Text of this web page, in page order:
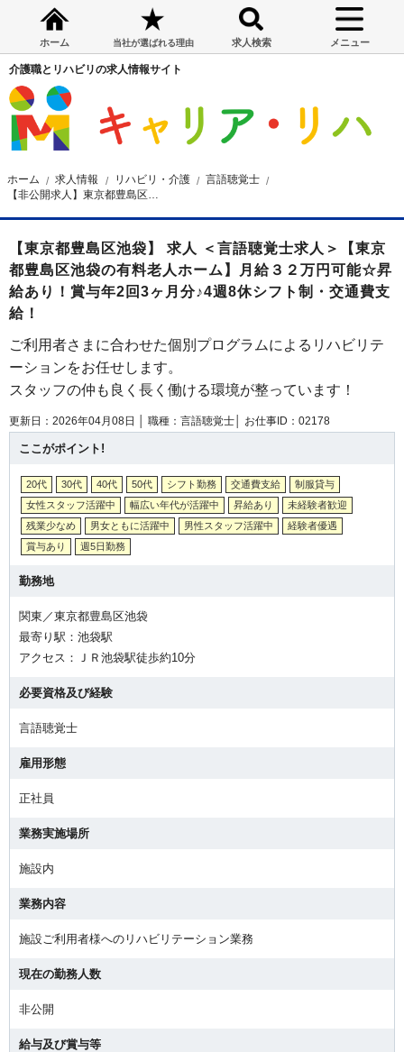
ホーム 当社が選ばれる理由 求人検索 メニュー
介護職とリハビリの求人情報サイト
ホーム 求人情報 リハビリ・介護
言語聴覚士
【東京都豊島区池袋】 求人 ＜言語聴覚士求人＞【東京
都豊島区池袋の有料老人ホーム】月給３２万円可能☆昇
給あり！賞与年2回3ヶ月分♪4週8休シフト制・交通費支
給！
ご利用者さまに合わせた個別プログラムによるリハビリテ
ーションをお任せします。
スタッフの仲も良く長く働ける環境が整っています！
更新日：2026年04月08日 │ 職種：言語聴覚士│ お仕事ID：02178
ここがポイント!
20代 30代 40代 50代 シフト勤務 交通費支給
制服貸与
女性スタッフ活躍中
幅広い年代が活躍中 昇給あり
未経験者歓迎
残業少なめ
男女ともに活躍中 男性スタッフ活躍中
経験者優遇
賞与あり
週5日勤務
勤務地
関東／東京都豊島区池袋
最寄り駅：池袋駅
アクセス：ＪＲ池袋駅徒歩約10分
必要資格及び経験
言語聴覚士
雇用形態
正社員
業務実施場所
施設内
業務内容
施設ご利用者様へのリハビリテーション業務
現在の勤務人数
非公開
給与及び賞与等